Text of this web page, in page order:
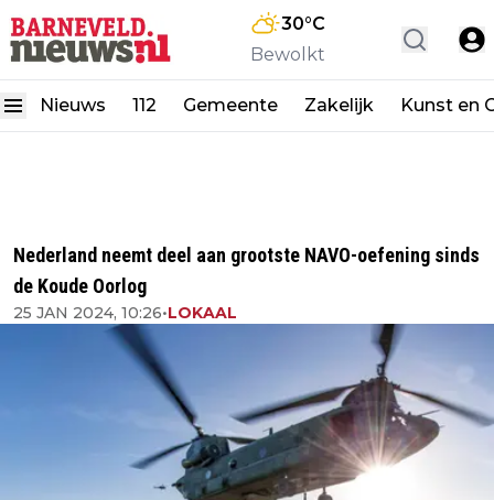
30°C
Bewolkt
Nieuws 112 Gemeente Zakelijk Kunst en
Nederland neemt deel aan grootste NAVO-oefening sinds
de Koude Oorlog
25 JAN 2024, 10:26•LOKAAL